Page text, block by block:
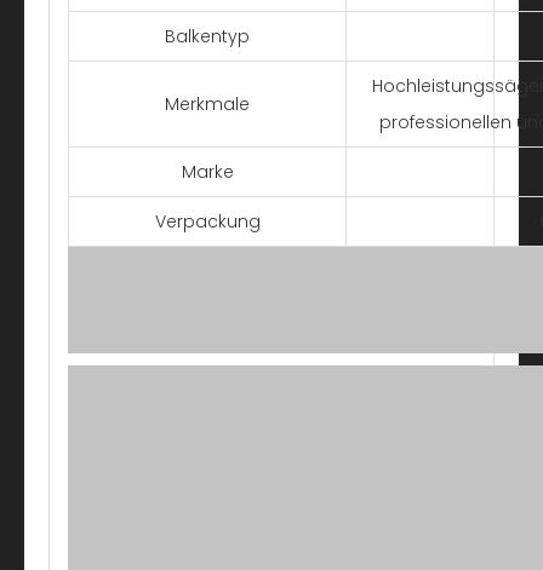
Balkentyp
Merkmale
professionellen
Marke
Verpackung